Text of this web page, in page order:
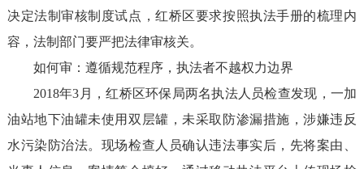
决定法制审核制度试点，红桥区要求按照执法手册的梳理内
容，法制部门要严把法律审核关。
如何审：遵循规范程序，执法者不越权力边界
2018年3 月，红桥区环保局两名执法人员检查发现，一加
油站地下油罐未使用双层罐，未采取防渗漏措施，涉嫌违反
水污染防治法。现场检查人员确认违法事实后，先将案由、